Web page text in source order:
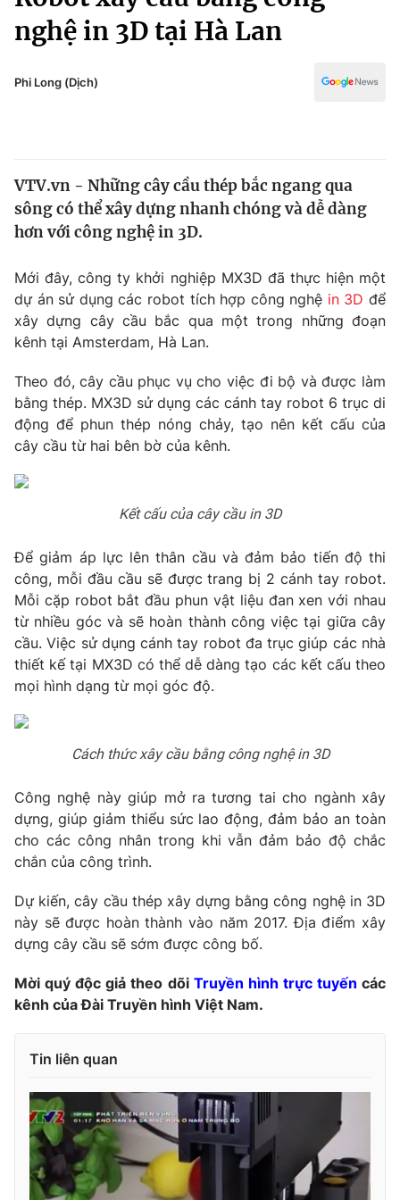
Chính trị
Thế giới
Thế giới đó đây
Câu chuyện quốc tế
Tài chính
Thị trường
Góc doanh nghiệp
Dữ liệu và đời sống
Phim VTV
Hậu trường
Nhân vật
Giải sao mai
Giải trí
Điện ảnh
Âm nhạc
Đời sống
Chất lượng cuộc sống
Tuyển sinh
Học trực tuyến
Công nghệ
Hitech Công nghệ tương lai
Sản phẩm
Thị trường
Tư vấn
Giao lưu trực tuyến
Lịch phát sóng
Photo Infographic
VTV Money VTV Thể thao
VTV Sức khoẻ Bất động sản
VTV4 Vươn mình bằng AI
VTV9 VTV8
Liên hệ tòa soạn English
Truyền hình
Văn hóa - Giải trí
Đời sống
nghệ in 3D tại Hà Lan
Phi Long (Dịch)
VTV.vn - Những cây cầu thép bắc ngang qua
sông có thể xây dựng nhanh chóng và dễ dàng
hơn với công nghệ in 3D.
Mới đây, công ty khởi nghiệp MX3D đã thực hiện một
dự án sử dụng các robot tích hợp công nghệ in 3D để
xây dựng cây cầu bắc qua một trong những đoạn
kênh tại Amsterdam, Hà Lan.
Theo đó, cây cầu phục vụ cho việc đi bộ và được làm
bằng thép. MX3D sử dụng các cánh tay robot 6 trục di
động để phun thép nóng chảy, tạo nên kết cấu của
cây cầu từ hai bên bờ của kênh.
Kết cấu của cây cầu in 3D
Để giảm áp lực lên thân cầu và đảm bảo tiến độ thi
công, mỗi đầu cầu sẽ được trang bị 2 cánh tay robot.
Mỗi cặp robot bắt đầu phun vật liệu đan xen với nhau
từ nhiều góc và sẽ hoàn thành công việc tại giữa cây
cầu. Việc sử dụng cánh tay robot đa trục giúp các nhà
thiết kế tại MX3D có thể dễ dàng tạo các kết cấu theo
mọi hình dạng từ mọi góc độ.
Cách thức xây cầu bằng công nghệ in 3D
Công nghệ này giúp mở ra tương tai cho ngành xây
dựng, giúp giảm thiểu sức lao động, đảm bảo an toàn
cho các công nhân trong khi vẫn đảm bảo độ chắc
chắn của công trình.
Dự kiến, cây cầu thép xây dựng bằng công nghệ in 3D
này sẽ được hoàn thành vào năm 2017. Địa điểm xây
dựng cây cầu sẽ sớm được công bố.
Mời quý độc giả theo dõi Truyền hình trực tuyến các
kênh của Đài Truyền hình Việt Nam.
Tin liên quan